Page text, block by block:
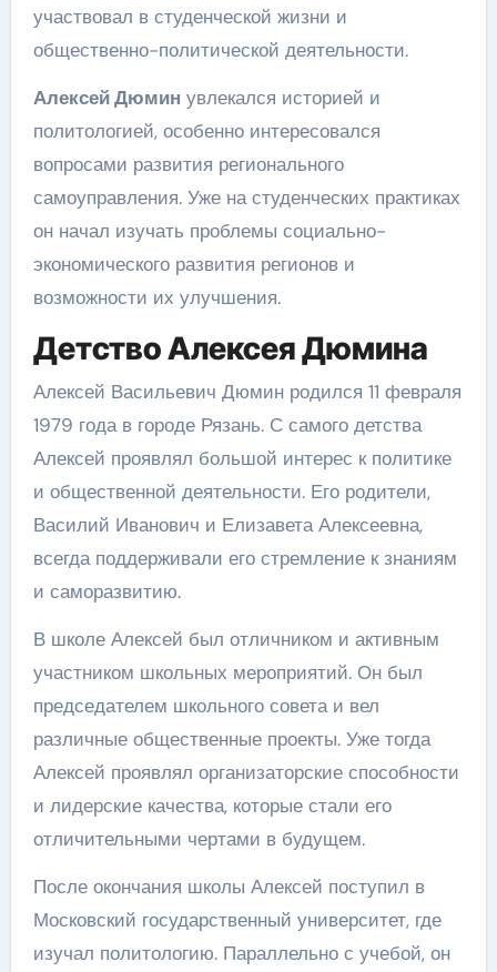
участвовал в студенческой жизни и
общественно-политической деятельности.
Алексей Дюмин увлекался историей и
политологией, особенно интересовался
вопросами развития регионального
самоуправления. Уже на студенческих практиках
он начал изучать проблемы социально-
экономического развития регионов и
возможности их улучшения.
Детство Алексея Дюмина
Алексей Васильевич Дюмин родился 11 февраля
1979 года в городе Рязань. С самого детства
Алексей проявлял большой интерес к политике
и общественной деятельности. Его родители,
Василий Иванович и Елизавета Алексеевна,
всегда поддерживали его стремление к знаниям
и саморазвитию.
В школе Алексей был отличником и активным
участником школьных мероприятий. Он был
председателем школьного совета и вел
различные общественные проекты. Уже тогда
Алексей проявлял организаторские способности
и лидерские качества, которые стали его
отличительными чертами в будущем.
После окончания школы Алексей поступил в
Московский государственный университет, где
изучал политологию. Параллельно с учебой, он